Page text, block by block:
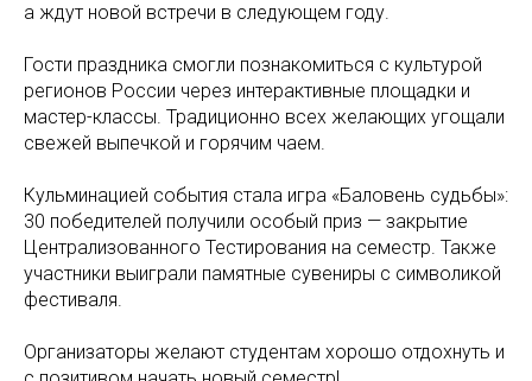
а ждут новой встречи в следующем году.
Гости праздника смогли познакомиться с культурой
регионов России через интерактивные площадки и
мастер-классы. Традиционно всех желающих угощали
свежей выпечкой и горячим чаем.
Кульминацией события стала игра «Баловень судьбы»:
30 победителей получили особый приз — закрытие
Централизованного Тестирования на семестр. Также
участники выиграли памятные сувениры с символикой
фестиваля.
Организаторы желают студентам хорошо отдохнуть и